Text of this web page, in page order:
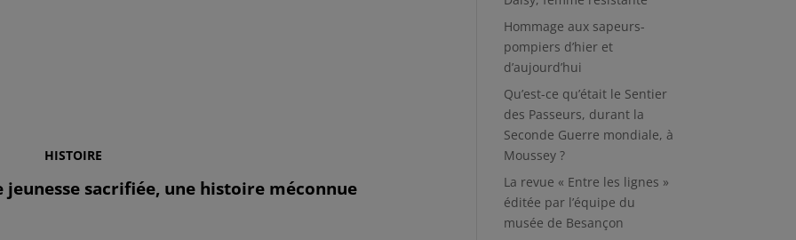
HISTOIRE
jeunesse sacrifiée, une histoire méconnue
Hommage aux sapeurs-
pompiers d’hier et
d’aujourd’hui
Qu’est-ce qu’était le Sentier
des Passeurs, durant la
Seconde Guerre mondiale, à
Moussey ?
La revue « Entre les lignes »
éditée par l’équipe du
musée de Besançon